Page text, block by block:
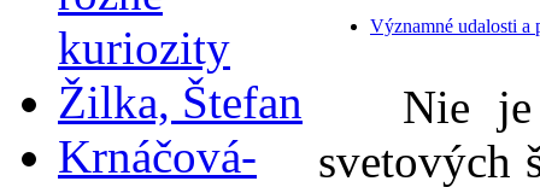
kuriozity
Žilka, Štefan
Krnáčová-
Významné udalosti a
Nie je
svetových